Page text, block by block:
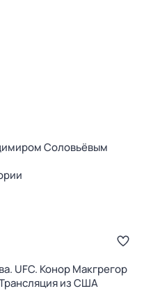
Соловьёвым
UFC. Конор Макгрегор
из США